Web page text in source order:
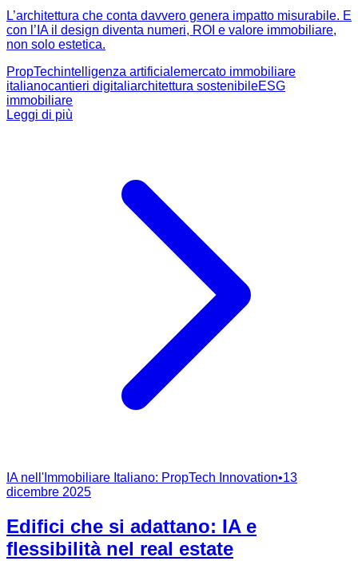
L’architettura che conta davvero genera impatto misurabile. E
con l’IA il design diventa numeri, ROI e valore immobiliare,
non solo estetica.
PropTechintelligenza artificialemercato immobiliare
italianocantieri digitaliarchitettura sostenibileESG
immobiliare
Leggi di più
IA nell'Immobiliare Italiano: PropTech Innovation•13
dicembre 2025
Edifici che si adattano: IA e
flessibilità nel real estate